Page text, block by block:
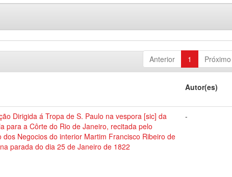
Anterior 1 Próximo
Autor(es)
Dirigida á Tropa de S. Paulo na vespora [sic] da
para a Côrte do Rio de Janeiro, recitada pelo
dos Negocios do interior Martim Francisco Ribeiro de
parada do dia 25 de Janeiro de 1822
-